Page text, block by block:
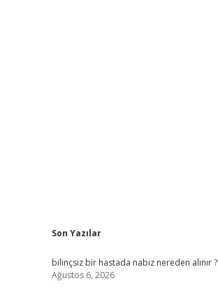
Sidebar
Son Yazılar
bilinçsiz bir hastada nabız nereden alınır ?
Ağustos 6, 2026
vdcasino güncel giriş